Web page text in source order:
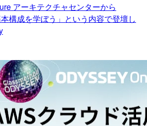
アーキテクチャセンターから
構成を学ぼう」という内容で登壇し